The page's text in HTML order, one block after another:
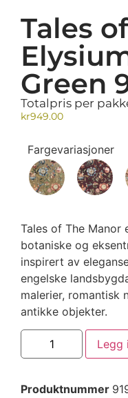
Tales
Green
Totalpris per
kr949.00
Fargevariasjoner
Tales of The Manor
botaniske og
inspirert av
engelske
malerier, romantisk
antikke objekter.
Legg
Produktnummer